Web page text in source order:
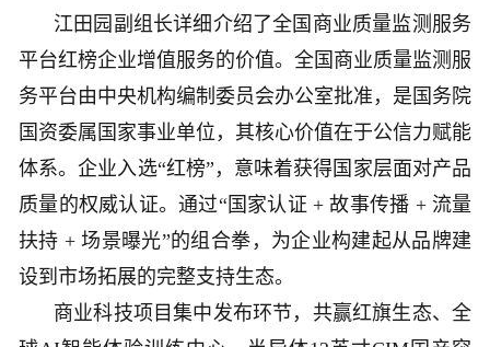
江田园副组长详细介绍了全国商业质量监测服务
平台红榜企业增值服务的价值。全国商业质量监测服
务平台由中央机构编制委员会办公室批准，是国务院
国资委属国家事业单位，其核心价值在于公信力赋能
体系。企业入选“红榜”，意味着获得国家层面对产品
质量的权威认证。通过“国家认证 + 故事传播 + 流量
扶持 + 场景曝光”的组合拳，为企业构建起从品牌建
设到市场拓展的完整支持生态。
商业科技项目集中发布环节，共赢红旗生态、全